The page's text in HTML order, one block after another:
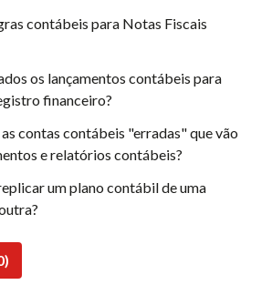
contábeis para Notas Fiscais
os lançamentos contábeis para
financeiro?
contas contábeis "erradas" que vão
e relatórios contábeis?
um plano contábil de uma